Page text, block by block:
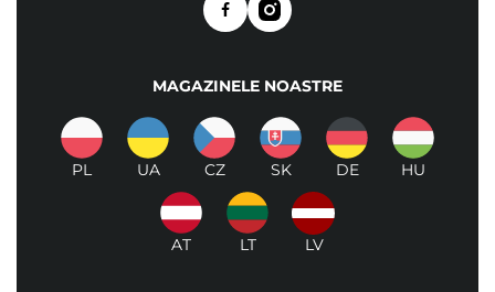
MAGAZINELE NOASTRE
PL UA CZ SK DE HU
AT LT LV